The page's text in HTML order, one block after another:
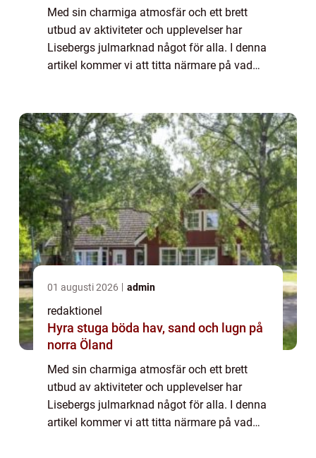
Med sin charmiga atmosfär och ett brett
utbud av aktiviteter och upplevelser har
Lisebergs julmarknad något för alla. I denna
artikel kommer vi att titta närmare på vad
p...
01 augusti 2026 admin
redaktionel
Hyra stuga böda hav, sand och lugn på
norra Öland
Med sin charmiga atmosfär och ett brett
utbud av aktiviteter och upplevelser har
Lisebergs julmarknad något för alla. I denna
artikel kommer vi att titta närmare på vad